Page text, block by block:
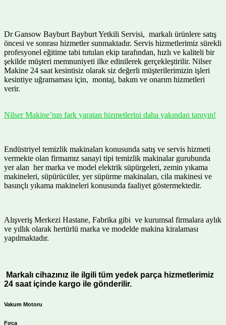
Dr Gansow Bayburt Bayburt Yetkili Servisi, markalı ürünlere satış
öncesi ve sonrası hizmetler sunmaktadır. Servis hizmetlerimiz sürekli
profesyonel eğitime tabi tutulan ekip tarafından, hızlı ve kaliteli bir
şekilde müşteri memnuniyeti ilke edinilerek gerçekleştirilir. Nilser
Makine 24 saat kesintisiz olarak siz değerli müşterilerimizin işleri
kesintiye uğramaması için, montaj, bakım ve onarım hizmetleri
verir.
Nilser Makine’nın fark yaratan hizmetlerini daha yakından tanıyın!
Endüstriyel temizlik makinaları konusunda satış ve servis hizmeti
vermekte olan firmamız sanayi tipi temizlik makinalar gurubunda
yer alan her marka ve model elektrik süpürgeleri, zemin yıkama
makineleri, süpürücüler, yer süpürme makinaları, cila makinesi ve
basınçlı yıkama makineleri konusunda faaliyet göstermektedir.
Alışveriş Merkezi Hastane, Fabrika gibi ve kurumsal firmalara aylık
ve yıllık olarak hertürlü marka ve modelde makina kiralaması
yapılmaktadır.
Markalı cihazınız ile ilgili tüm yedek parça hizmetlerimiz
24 saat içinde kargo ile gönderilir.
Vakum Motoru
Fırça